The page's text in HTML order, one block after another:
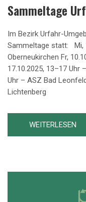
Sammeltage
Im Bezirk Urfahr-
Sammeltage statt: Mi,
Oberneukirchen Fr,
17.10.2025, 13–17 Uhr
Uhr – ASZ Bad
Lichtenberg
WEITERLESEN